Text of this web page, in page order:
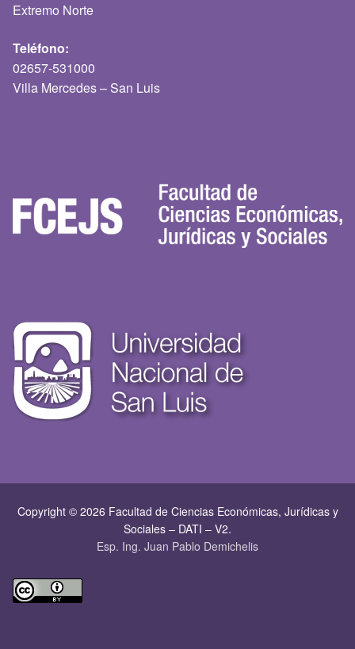
Extremo Norte
Teléfono:
02657-531000
Villa Mercedes – San Luis
Copyright © 2026 Facultad de Ciencias Económicas, Jurí­dicas y
Sociales – DATI – V2.
Esp. Ing. Juan Pablo Demichelis